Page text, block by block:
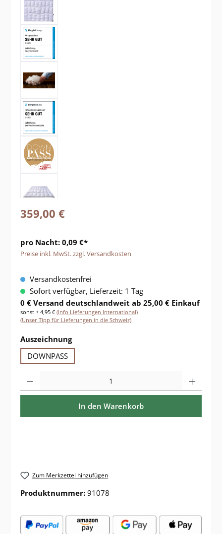
359,00 €
pro Nacht: 0,09 €*
Preise inkl. MwSt. zzgl. Versandkosten
Versandkostenfrei
Sofort verfügbar, Lieferzeit: 1 Tag
0 € Versand deutschlandweit ab 25,00 € Einkauf
sonst + 4,95 € (Info Lieferungen International)
(Unser Tipp für Lieferungen in die Schweiz)
Auszeichnungauswählen
DOWNPASS
In den Warenkorb
Zum Merkzettel hinzufügen
Produktnummer: 91078